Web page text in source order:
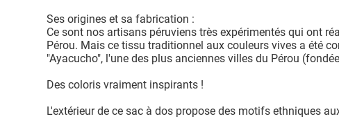
Ses origines et sa fabrication :
Ce sont nos artisans péruviens très expérimentés qui ont
Pérou. Mais ce tissu traditionnel aux couleurs vives a été
"Ayacucho", l'une des plus anciennes villes du Pérou
Des coloris vraiment inspirants !
L'extérieur de ce sac à dos propose des motifs ethniques